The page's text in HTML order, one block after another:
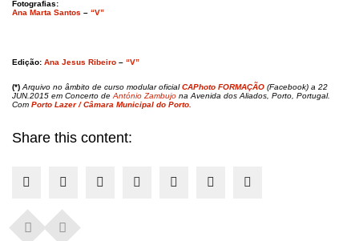
Fotografias:
Ana Marta Santos – “V”
Edição: Ana Jesus Ribeiro – “V”
(*) Arquivo no âmbito de curso modular oficial CAPhoto FORMAÇÃO (Facebook) a 22
JUN.2015 em Concerto de António Zambujo na Avenida dos Aliados, Porto, Portugal.
Com Porto Lazer / Câmara Municipal do Porto.
Share this content: